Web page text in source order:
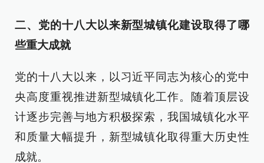
二、党的十八大以来新型城镇化建设取得了哪
些重大成就
党的十八大以来，以习近平同志为核心的党中
央高度重视推进新型城镇化工作。随着顶层设
计逐步完善与地方积极探索，我国城镇化水平
和质量大幅提升，新型城镇化取得重大历史性
成就。